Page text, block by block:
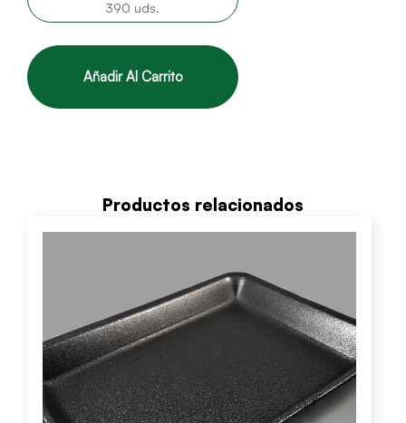
390 uds.
Añadir Al Carrito
Productos relacionados